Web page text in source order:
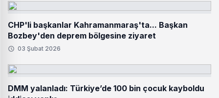
CHP'li başkanlar Kahramanmaraş'ta... Başkan
Bozbey'den deprem bölgesine ziyaret
03 Şubat 2026
DMM yalanladı: Türkiye’de 100 bin çocuk kayboldu